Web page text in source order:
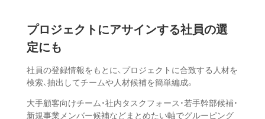
プロジェクトにアサインする社員の選
定にも
社員の登録情報をもとに、プロジェクトに合致する人材を
検索、抽出してチームや人材候補を簡単編成。
大手顧客向けチーム・社内タスクフォース・若手幹部候補・
新規事業メンバー候補などまとめたい軸でグルーピング